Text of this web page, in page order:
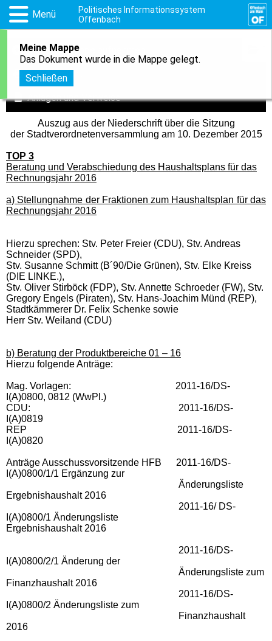
Menü
Politisches Informationssystem
Offenbach
Meine Mappe
Das Dokument wurde in die Mappe gelegt.
Schließen
In meine Mappe aufnehmen
Druckansicht
Anlagen und Verweise
Auszug aus der Niederschrift über die Sitzung
der Stadtverordnetenversammlung am 10. Dezember 2015
TOP 3
Beratung und Verabschiedung des Haushaltsplans für das
Rechnungsjahr 2016
a) Stellungnahme der Fraktionen zum Haushaltsplan für das
Rechnungsjahr 2016
Hierzu sprechen: Stv. Peter Freier (CDU), Stv. Andreas
Schneider (SPD),
Stv. Susanne Schmitt (B´90/Die Grünen), Stv. Elke Kreiss
(DIE LINKE.),
Stv. Oliver Stirböck (FDP), Stv. Annette Schroeder (FW), Stv.
Gregory Engels (Piraten), Stv. Hans-Joachim Münd (REP),
Stadtkämmerer Dr. Felix Schenke sowie
Herr Stv. Weiland (CDU)
b) Beratung der Produktbereiche 01 – 16
Hierzu folgende Anträge:
Mag. Vorlagen: 2011-16/DS-
I(A)0800, 0812 (WwPl.)
CDU: 2011-16/DS-
I(A)0819
REP 2011-16/DS-
I(A)0820
Anträge Ausschussvorsitzende HFB 2011-16/DS-
I(A)0800/1/1 Ergänzung zur
Änderungsliste
Ergebnishaushalt 2016
2011-16/ DS-
I(A)0800/1 Änderungsliste
Ergebnishaushalt 2016
2011-16/DS-
I(A)0800/2/1 Änderung der
Änderungsliste zum
Finanzhaushalt 2016
2011-16/DS-
I(A)0800/2 Änderungsliste zum
Finanzhaushalt
2016